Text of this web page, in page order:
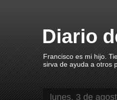
Diario
Francisco es mi hijo.
sirva de ayuda a otros
lunes, 3 de